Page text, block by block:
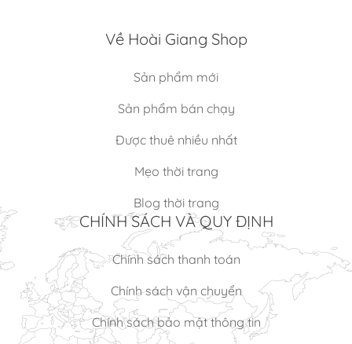
Về Hoài Giang Shop
Sản phẩm mới
Sản phẩm bán chạy
Được thuê nhiều nhất
Mẹo thời trang
Blog thời trang
CHÍNH SÁCH VÀ QUY ĐỊNH
Chính sách thanh toán
Chính sách vận chuyển
Chính sách bảo mật thông tin